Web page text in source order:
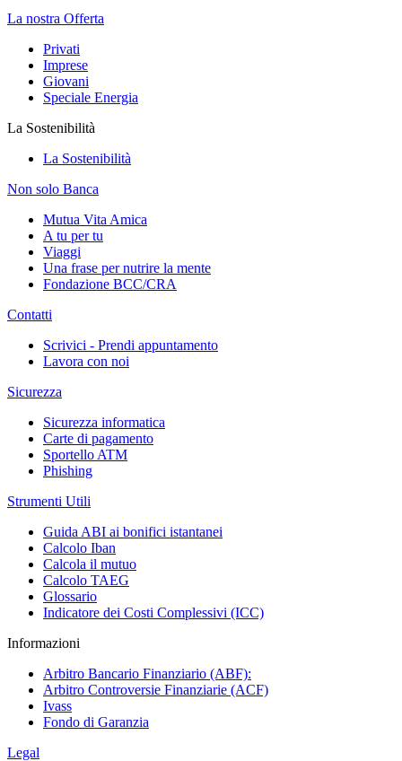
La nostra Offerta
Privati
Imprese
Giovani
Speciale Energia
La Sostenibilità
La Sostenibilità
Non solo Banca
Mutua Vita Amica
A tu per tu
Viaggi
Una frase per nutrire la mente
Fondazione BCC/CRA
Contatti
Scrivici - Prendi appuntamento
Lavora con noi
Sicurezza
Sicurezza informatica
Carte di pagamento
Sportello ATM
Phishing
Strumenti Utili
Guida ABI ai bonifici istantanei
Calcolo Iban
Calcola il mutuo
Calcolo TAEG
Glossario
Indicatore dei Costi Complessivi (ICC)
Informazioni
Arbitro Bancario Finanziario (ABF):
Arbitro Controversie Finanziarie (ACF)
Ivass
Fondo di Garanzia
Legal